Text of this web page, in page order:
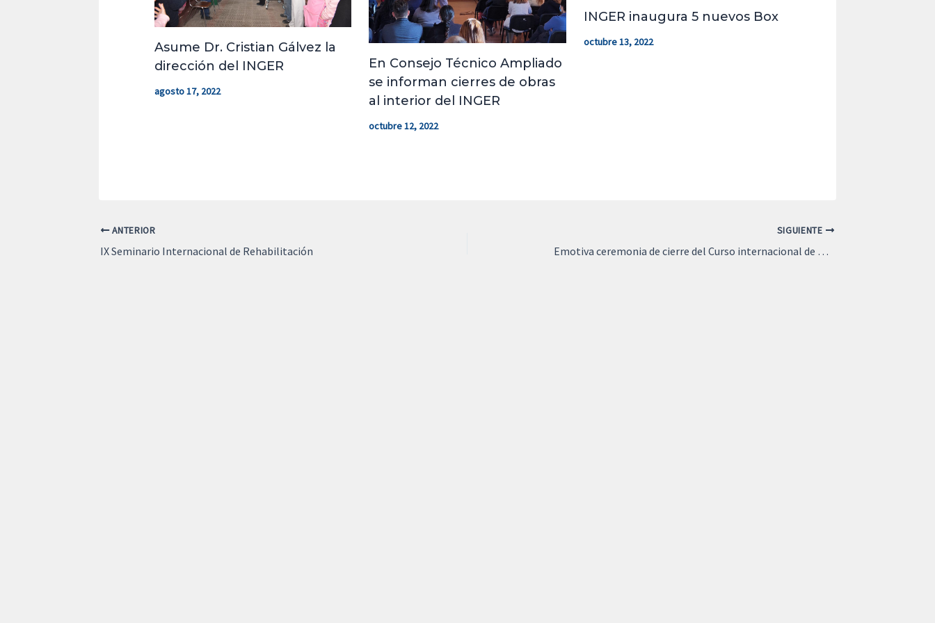
Asume Dr. Cristian Gálvez la
dirección del INGER
agosto 17, 2022
En Consejo Técnico Ampliado
se informan cierres de obras
al interior del INGER
octubre 12, 2022
INGER inaugura 5 nuevos Box
octubre 13, 2022
ANTERIOR
IX Seminario Internacional de Rehabilitación
SIGUIENTE
Emotiva ceremonia de cierre del Curso internacional de Rehabilitación 2025